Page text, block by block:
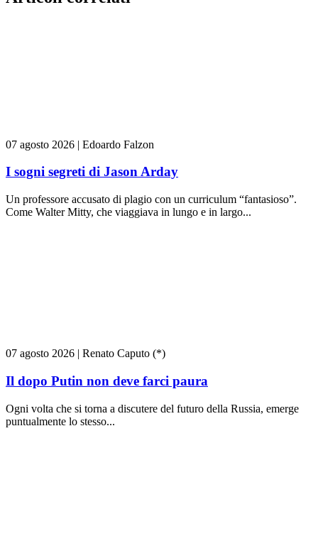
07 agosto 2026 | Edoardo Falzon
I sogni segreti di Jason Arday
Un professore accusato di plagio con un curriculum “fantasioso”.
Come Walter Mitty, che viaggiava in lungo e in largo...
07 agosto 2026 | Renato Caputo (*)
Il dopo Putin non deve farci paura
Ogni volta che si torna a discutere del futuro della Russia, emerge
puntualmente lo stesso...